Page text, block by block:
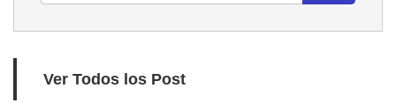
Ver Todos los Post